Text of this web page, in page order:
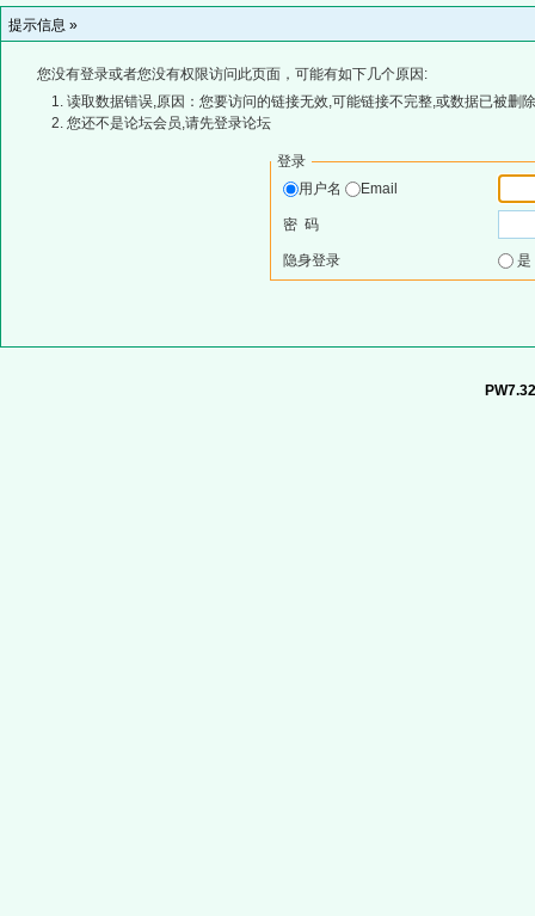
提示信息 »
您没有登录或者您没有权限访问此页面，可能有如下几个原因:
读取数据错误,原因：您要访问的链接无效,可能链接不完整,或数据已被删
您还不是论坛会员,请先登录论坛
登录
用户名
Email
密 码
隐身登录